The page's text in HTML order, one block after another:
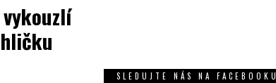
SLEDUJTE NÁS NA FACEBOOKU